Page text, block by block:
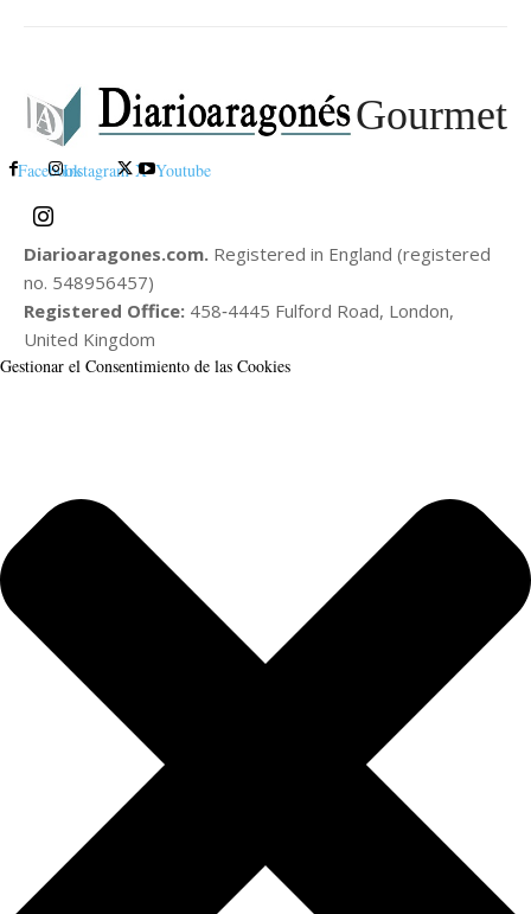
Gourmet
FacebookInstagram X Youtube
Diarioaragones.com. Registered in England (registered
no. 548956457)
Registered Office: 458‑4445 Fulford Road, London,
United Kingdom
Gestionar el Consentimiento de las Cookies